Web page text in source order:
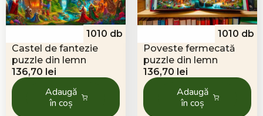
1010 db
Castel de fantezie
puzzle din lemn
136,70 lei
Adaugă
în coș
1010 db
Poveste fermecată
puzzle din lemn
136,70 lei
Adaugă
în coș